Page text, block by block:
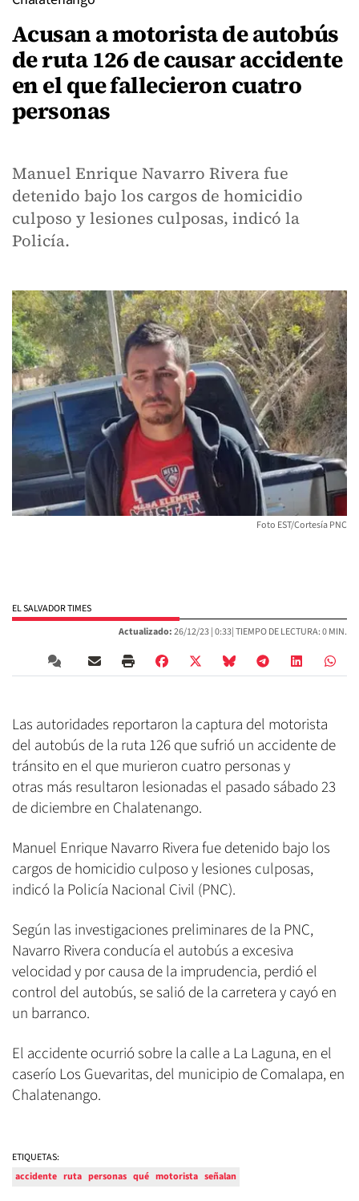
Acusan a motorista de autobús
de ruta 126 de causar accidente
en el que fallecieron cuatro
personas
Manuel Enrique Navarro Rivera fue
detenido bajo los cargos de homicidio
culposo y lesiones culposas, indicó la
Policía.
Foto EST/Cortesía PNC
EL SALVADOR TIMES
Actualizado:26/12/23 |0:33| TIEMPO DE LECTURA: 0 MIN.
Las autoridades reportaron la captura del motorista
del autobús de la ruta 126 que sufrió un accidente de
tránsito en el que murieron cuatro personas y
otras más resultaron lesionadas el pasado sábado 23
de diciembre en Chalatenango.
Manuel Enrique Navarro Rivera fue detenido bajo los
cargos de homicidio culposo y lesiones culposas,
indicó la Policía Nacional Civil (PNC).
Según las investigaciones preliminares de la PNC,
Navarro Rivera conducía el autobús a excesiva
velocidad y por causa de la imprudencia, perdió el
control del autobús, se salió de la carretera y cayó en
un barranco.
El accidente ocurrió sobre la calle a La Laguna, en el
caserío Los Guevaritas, del municipio de Comalapa, en
Chalatenango.
ETIQUETAS:
accidente ruta personas qué motorista señalan